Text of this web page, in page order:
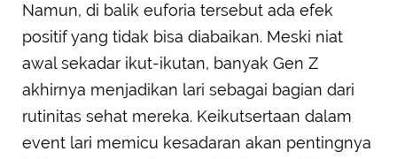
Namun, di balik euforia tersebut ada efek
positif yang tidak bisa diabaikan. Meski niat
awal sekadar ikut-ikutan, banyak Gen Z
akhirnya menjadikan lari sebagai bagian dari
rutinitas sehat mereka. Keikutsertaan dalam
event lari memicu kesadaran akan pentingnya